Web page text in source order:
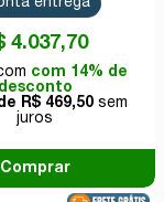
4.037,70
com 14% de
desconto
R$ 469,50
Comprar